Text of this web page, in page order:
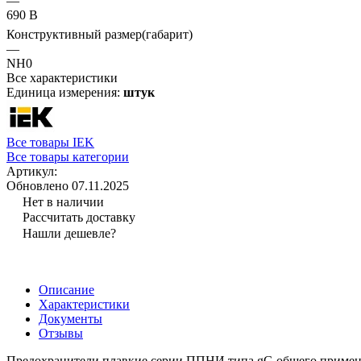
690 В
Конструктивный размер(габарит)
—
NH0
Все характеристики
Единица измерения: штук
Все товары IEK
Все товары категории
Артикул:
Обновлено 07.11.2025
Нет в наличии
Рассчитать доставку
Нашли дешевле?
Описание
Характеристики
Документы
Отзывы